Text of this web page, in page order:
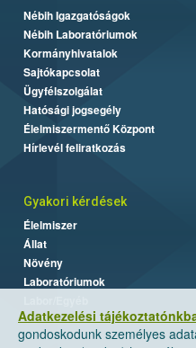
Adatkezelési
gondoskodunk személyes
Nébih Igazgatóságok
Nébih Laboratóriumok
Kormányhivatalok
Sajtókapcsolat
Ügyfélszolgálat
Hatósági jogsegély
Élelmiszermentő Központ
Hírlevél feliratkozás
Gyakori kérdések
Élelmiszer
Állat
Növény
Laboratóriumok